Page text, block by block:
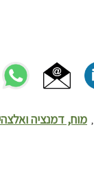
דמנציה